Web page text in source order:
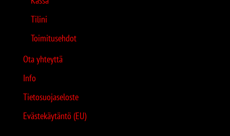
Tilini
Toimitusehdot
Ota yhteyttä
Info
Tietosuojaseloste
Evästekäytäntö (EU)